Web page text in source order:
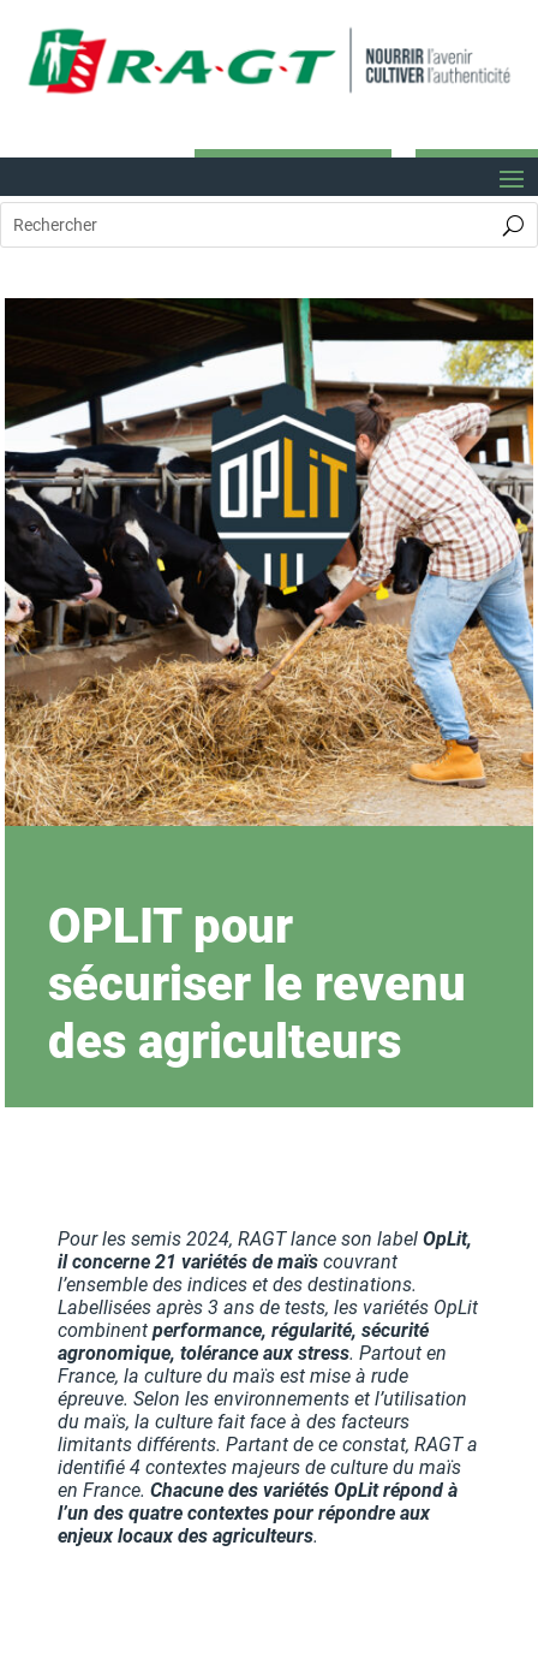
OPLIT pour
sécuriser le revenu
des agriculteurs
Pour les semis 2024, RAGT lance son labelOpLit,
il concerne 21 variétés de maïs couvrant
l’ensemble des indices et des destinations.
Labellisées après 3 ans de tests, les variétés OpLit
combinentperformance, régularité, sécurité
agronomique, tolérance aux stress. Partout en
France, la culture du maïs est mise à rude
épreuve. Selon les environnements et l’utilisation
du maïs, la culture fait face à des facteurs
limitants différents. Partant de ce constat, RAGT a
identifié 4 contextes majeurs de culture du maïs
en France.Chacune des variétés OpLit répond à
l’un des quatre contextes pour répondre aux
enjeux locaux des agriculteurs.